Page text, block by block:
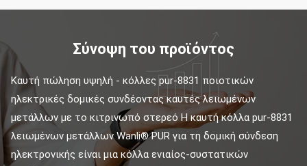
Σύνοψη του προϊόντος
Καυτή πώληση υψηλή - κόλλες pur-8831 ποιοτικών
ηλεκτρικές δομικές συνδέοντας καυτές λειωμένων
μετάλλων με το κιτρινωπό στερεό Η καυτή κόλλα pur-8831
λειωμένων μετάλλων Wanli® PUR για τη δομική σύνδεση
ηλεκτρονικής είναι μια κόλλα ενιαίος-συστατικών